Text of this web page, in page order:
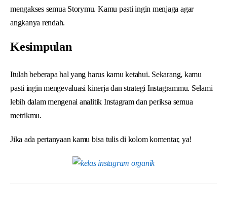
mengakses semua Storymu. Kamu pasti ingin menjaga agar
angkanya rendah.
Kesimpulan
Itulah beberapa hal yang harus kamu ketahui. Sekarang, kamu
pasti ingin mengevaluasi kinerja dan strategi Instagrammu. Selami
lebih dalam mengenai analitik Instagram dan periksa semua
metrikmu.
Jika ada pertanyaan kamu bisa tulis di kolom komentar, ya!